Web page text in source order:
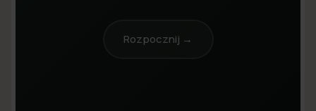
Rozpocznij →